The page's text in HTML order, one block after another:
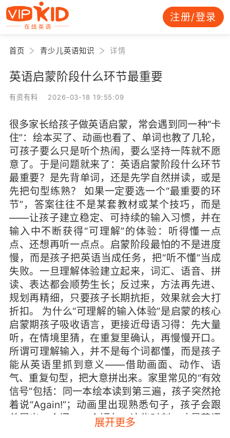
注册/登录
首页 青少儿英语知识 详情
英语启蒙阶段什么环节最重要
有资有料 2026-03-18 19:55:09
很多家长给孩子做英语启蒙，常会遇到同一种“卡
住”：绘本买了、动画也看了、单词也教了几轮，
可孩子要么只是听个热闹，要么坚持一阵就不愿
意了。于是问题就来了：英语启蒙阶段什么环节
最重要？是先背单词，还是先学自然拼读，或是
先把句型练熟？ 如果一定要选一个“最重要的环
节”，答案往往不是某套教材或某个技巧，而是
——让孩子建立稳定、可持续的输入习惯，并在
输入中不断获得“可理解”的体验：听得懂一点
点、还想再听一点点。启蒙阶段最怕的不是进度
慢，而是孩子把英语当成任务，把“听不懂”当成
失败。一旦理解体验建立起来，词汇、语音、拼
读、表达都会顺势生长；反过来，方法再先进、
规划再精细，只要孩子长期抗拒，效果就会大打
折扣。 为什么“可理解的输入体验”是启蒙的核心
启蒙期孩子吸收语言，更接近母语习得：先大量
听，在情境里猜，在重复里确认，再慢慢开口。
所谓可理解输入，并不是每个词都懂，而是孩子
能从英语里抓到意义——借助画面、动作、语
气、重复句型，把大意拼出来。家里常见的“有效
信号”包括：同一本绘本读到第三遍，孩子突然抢
着说“Again!”；动画里出现熟悉句子，孩子会跟
着冒出一个词、一个短句。这些时刻，才是英语
真正开始“住进脑子里”的标志。 很多焦虑来自把
展开更多